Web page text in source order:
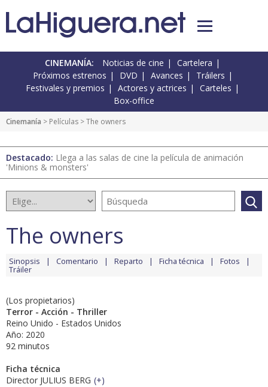
CINEMANÍA: Noticias de cine
Cartelera
Próximos estrenos
DVD Avances
Tráilers
Festivales y premios
Actores y actrices
Carteles
Box-office
Cinemanía > Películas > The owners
Destacado: Llega a las salas de cine la película de animación
'Minions & monsters'
The owners
Sinopsis Comentario Reparto Ficha técnica Fotos
Tráiler
(Los propietarios)
Terror - Acción - Thriller
Reino Unido - Estados Unidos
Año: 2020
92 minutos
Ficha técnica
Director JULIUS BERG (+)